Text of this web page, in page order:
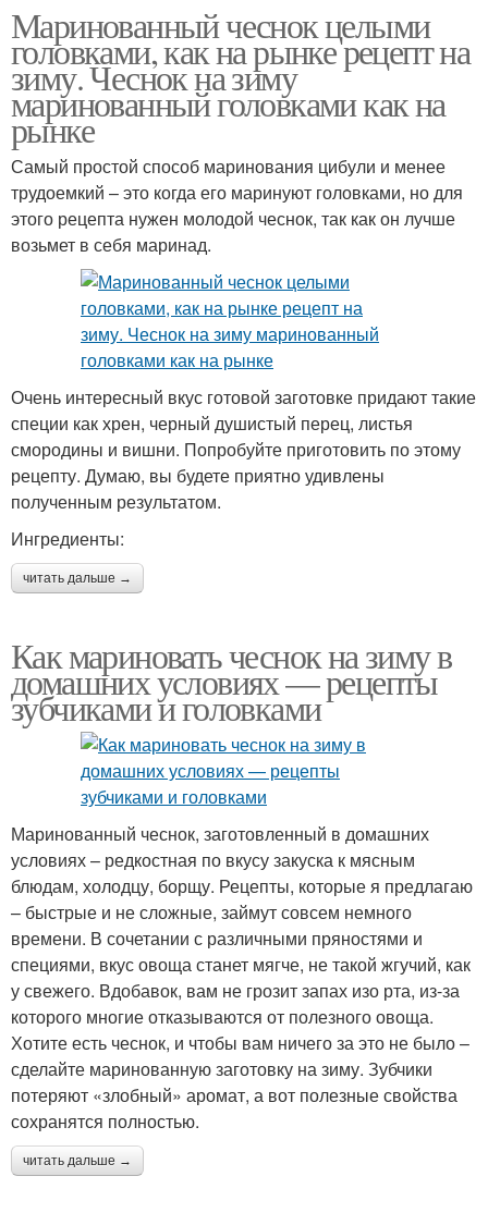
Маринованный чеснок целыми
головками, как на рынке рецепт на
зиму. Чеснок на зиму
маринованный головками как на
рынке
Самый простой способ маринования цибули и менее
трудоемкий – это когда его маринуют головками, но для
этого рецепта нужен молодой чеснок, так как он лучше
возьмет в себя маринад.
Очень интересный вкус готовой заготовке придают такие
специи как хрен, черный душистый перец, листья
смородины и вишни. Попробуйте приготовить по этому
рецепту. Думаю, вы будете приятно удивлены
полученным результатом.
Ингредиенты:
читать дальше →
Как мариновать чеснок на зиму в
домашних условиях — рецепты
зубчиками и головками
Маринованный чеснок, заготовленный в домашних
условиях – редкостная по вкусу закуска к мясным
блюдам, холодцу, борщу. Рецепты, которые я предлагаю
– быстрые и не сложные, займут совсем немного
времени. В сочетании с различными пряностями и
специями, вкус овоща станет мягче, не такой жгучий, как
у свежего. Вдобавок, вам не грозит запах изо рта, из-за
которого многие отказываются от полезного овоща.
Хотите есть чеснок, и чтобы вам ничего за это не было –
сделайте маринованную заготовку на зиму. Зубчики
потеряют «злобный» аромат, а вот полезные свойства
сохранятся полностью.
читать дальше →